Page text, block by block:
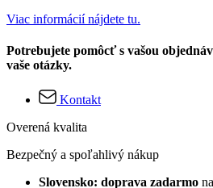
Viac informácií nájdete tu.
Potrebujete pomôcť s vašou
vaše otázky.
Kontakt
Overená kvalita
Bezpečný a spoľahlivý nákup
Slovensko: doprava zadarmo